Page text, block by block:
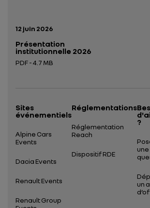
Date de publication:
12 juin 2026
Présentation
institutionnelle 2026
PDF - 4.7 MB
Sites
événementiels
Alpine Cars
Events
Dacia Events
Renault Events
Renault Group
Réglementations
Réglementation
Reach
Dispositif RDE
?
une
un